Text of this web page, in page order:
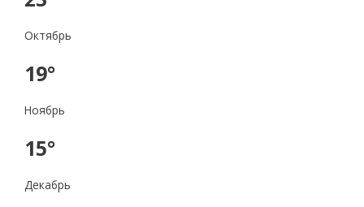
Октябрь
19°
Ноябрь
15°
Декабрь